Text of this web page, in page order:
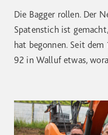
Die Bagger rollen. Der
Spatenstich ist
hat begonnen. Seit
92 in Walluf etwas,